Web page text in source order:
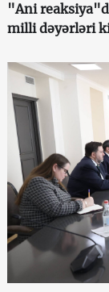
"Ani
milli dəyərləri